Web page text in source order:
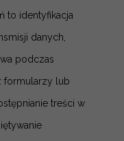
to identyfikacja
danych,
podczas
formularzy lub
treści w